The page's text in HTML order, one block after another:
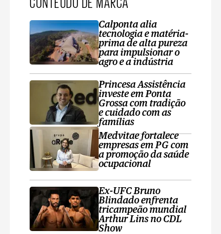
Calponta alia
tecnologia e matéria-
prima de alta pureza
para impulsionar o
agro e a indústria
Princesa Assistência
investe em Ponta
Grossa com tradição
e cuidado com as
famílias
Medvitae fortalece
empresas em PG com
a promoção da saúde
ocupacional
Ex-UFC Bruno
Blindado enfrenta
tricampeão mundial
Arthur Lins no CDL
Show